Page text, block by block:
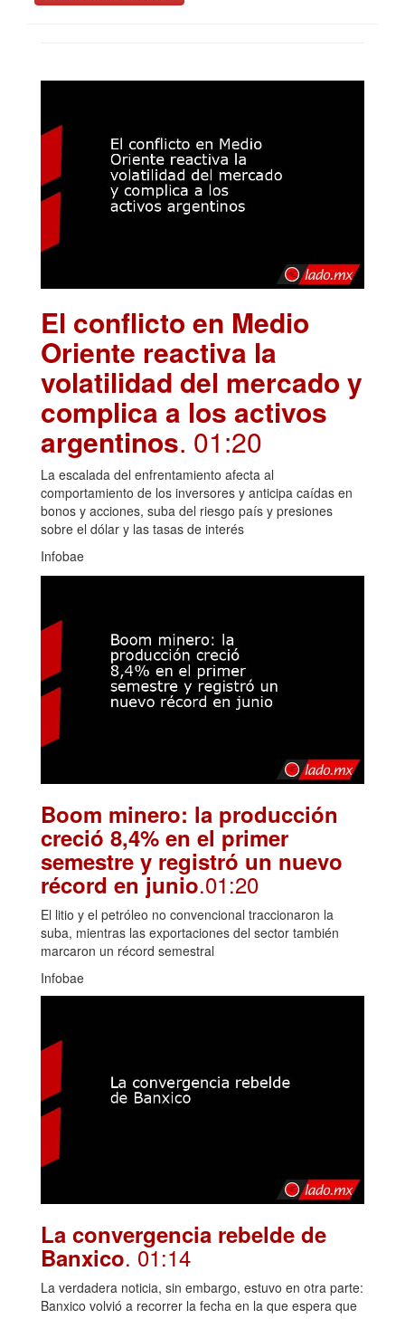
El conflicto en Medio
Oriente reactiva la
volatilidad del mercado y
complica a los activos
argentinos. 01:20
La escalada del enfrentamiento afecta al
comportamiento de los inversores y anticipa caídas en
bonos y acciones, suba del riesgo país y presiones
sobre el dólar y las tasas de interés
Infobae
Boom minero: la producción
creció 8,4% en el primer
semestre y registró un nuevo
récord en junio.01:20
El litio y el petróleo no convencional traccionaron la
suba, mientras las exportaciones del sector también
marcaron un récord semestral
Infobae
La convergencia rebelde de
Banxico. 01:14
La verdadera noticia, sin embargo, estuvo en otra parte:
Banxico volvió a recorrer la fecha en la que espera que